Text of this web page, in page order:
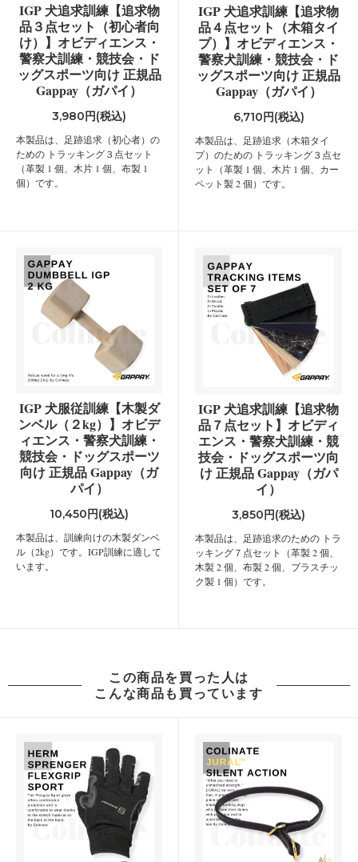
IGP 犬追求訓練【追求物
品３点セット（初心者向
け）】オビディエンス・
警察犬訓練・競技会・ド
ッグスポーツ向け 正規品
Gappay（ガパイ）
3,980円(税込)
本製品は、足跡追求（初心者）の
ための トラッキング３点セット
（革製 1 個、木片 1 個、布製 1
個）です。
IGP 犬追求訓練【追求物
品４点セット（木箱タイ
プ）】オビディエンス・
警察犬訓練・競技会・ド
ッグスポーツ向け 正規品
Gappay（ガパイ）
6,710円(税込)
本製品は、足跡追求（木箱タイ
プ）のための トラッキング３点セ
ット（革製 1 個、木片 1 個、カー
ペット製 2 個）です。
IGP 犬服従訓練【木製ダ
ンベル（２kg）】オビデ
ィエンス・警察犬訓練・
競技会・ドッグスポーツ
向け 正規品 Gappay（ガ
パイ）
10,450円(税込)
本製品は、訓練向けの木製ダンベ
ル（2kg）です。IGP訓練に適して
います。
IGP 犬追求訓練【追求物
品７点セット】オビディ
エンス・警察犬訓練・競
技会・ドッグスポーツ向
け 正規品 Gappay（ガパ
イ）
3,850円(税込)
本製品は、足跡追求のための トラ
ッキング７点セット（革製 2 個、
木製 2 個、布製 2 個、プラスチッ
ク製 1 個）です。
この商品を買った人は
こんな商品も買っています